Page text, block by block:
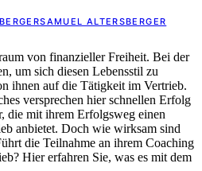
SAMUEL ALTERSBERGER
von finanzieller Freiheit. Bei der
um sich diesen Lebensstil zu
ihnen auf die Tätigkeit im Vertrieb.
versprechen hier schnellen Erfolg
die mit ihrem Erfolgsweg einen
anbietet. Doch wie wirksam sind
die Teilnahme an ihrem Coaching
Hier erfahren Sie, was es mit dem